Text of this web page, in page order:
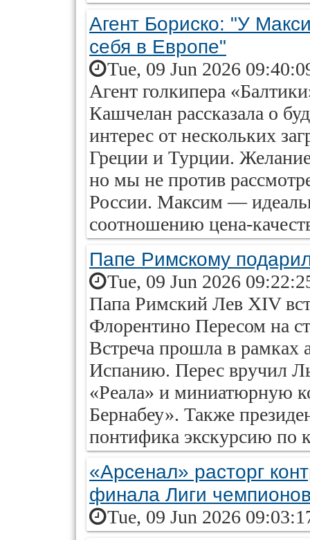
Агент Бориско: "У
себя в Европе"
Tue, 09 Jun 2026
Агент голкипера
Кашчелан рассказала о
интерес от нескольких
Греции и Турции.
но мы не против
России. Максим —
соотношению цена-
Папе Римскому
Tue, 09 Jun 2026
Папа Римский Лев XIV
Флорентино Пересом на
Встреча прошла в рамках
Испанию. Перес вручил
«Реала» и миниатюрную
Бернабеу». Также
понтифика экскурсию по
«Арсенал» расторг
финала Лиги
Tue, 09 Jun 2026